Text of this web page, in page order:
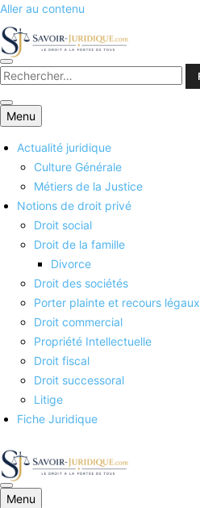
Aller au contenu
Savoirs juridiques
Menu
Actualité juridique
Culture Générale
Métiers de la Justice
Notions de droit privé
Droit social
Droit de la famille
Divorce
Droit des sociétés
Porter plainte et recours légaux
Droit commercial
Propriété Intellectuelle
Droit fiscal
Droit successoral
Litige
Fiche Juridique
Menu